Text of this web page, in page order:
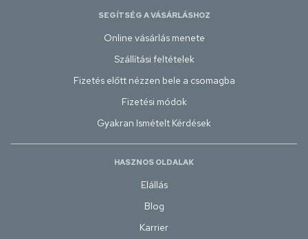
SEGÍTSÉG A VÁSÁRLÁSHOZ
Online vásárlás menete
Szállítási feltételek
Fizetés előtt nézzen bele a csomagba
Fizetési módok
Gyakran Ismételt Kérdések
HASZNOS OLDALAK
Elállás
Blog
Karrier